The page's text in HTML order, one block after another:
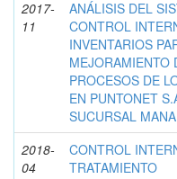
2017-
11
ANÁLISIS DEL
CONTROL
INVENTARIOS
MEJORAMIENTO
PROCESOS DE
EN PUNTONET
SUCURSAL
2018-
04
CONTROL
TRATAMIENTO